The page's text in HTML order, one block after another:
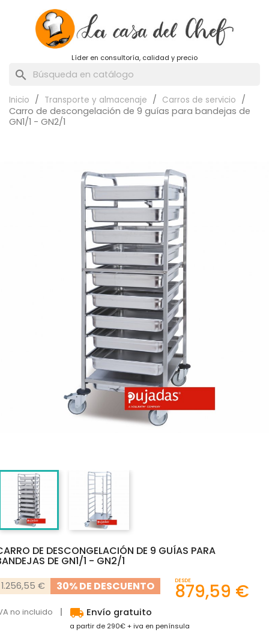
Líder en consultoría, calidad y precio
search
Inicio Transporte y almacenaje Carros de servicio
Carro de descongelación de 9 guías para bandejas de
GN1/1 - GN2/1
DE DESCONGELACIÓN DE 9 GUÍAS PARA
DE GN1/1 - GN2/1
1.256,55 € 30% DE DESCUENTO DESDE
879,59 €
no incluido local_shipping Envío gratuito
a partir de 290€ + iva en península